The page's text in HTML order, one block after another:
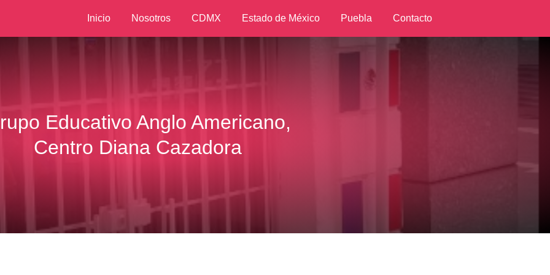
Inicio Nosotros CDMX Estado de México Puebla Contacto
Educativo Anglo Americano,
Centro Diana Cazadora